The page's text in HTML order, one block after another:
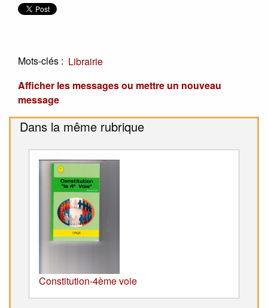
Mots-clés : Librairie
Afficher les messages ou mettre un nouveau
message
Dans la même rubrique
Constitution-4ème voie